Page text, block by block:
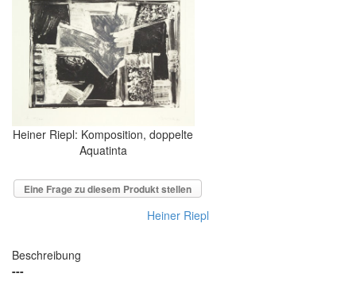
Heiner Riepl: Komposition, doppelte
Aquatinta
Eine Frage zu diesem Produkt stellen
Heiner Riepl
Beschreibung
---